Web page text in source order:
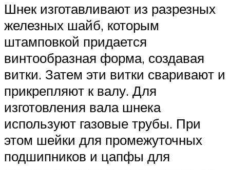
Шнек изготавливают из разрезных
железных шайб, которым
штамповкой придается
винтообразная форма, создавая
витки. Затем эти витки сваривают и
прикрепляют к валу. Для
изготовления вала шнека
используют газовые трубы. При
этом шейки для промежуточных
подшипников и цапфы для